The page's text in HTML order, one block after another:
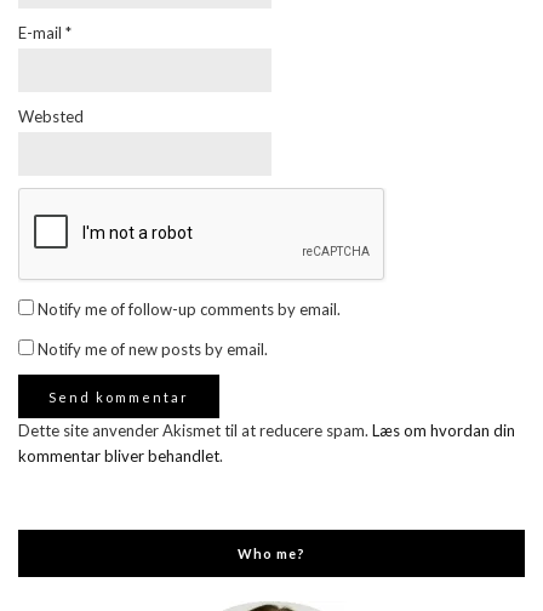
E-mail *
Websted
Notify me of follow-up comments by email.
Notify me of new posts by email.
Dette site anvender Akismet til at reducere spam. Læs om hvordan din
kommentar bliver behandlet.
Who me?